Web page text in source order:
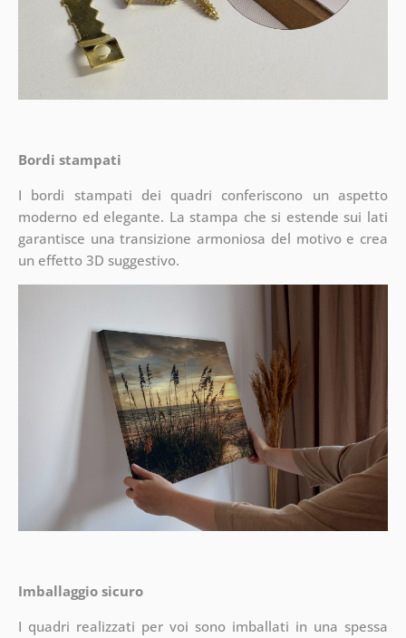
Bordi stampati
I bordi stampati dei quadri conferiscono un aspetto
moderno ed elegante. La stampa che si estende sui lati
garantisce una transizione armoniosa del motivo e crea
un effetto 3D suggestivo.
Imballaggio sicuro
I quadri realizzati per voi sono imballati in una spessa